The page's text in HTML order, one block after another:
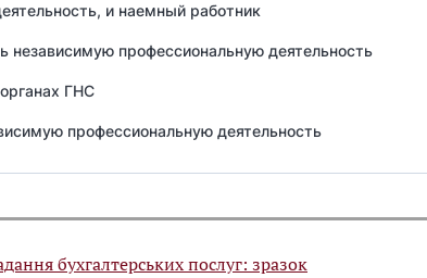
и наемный работник
независимую профессиональную деятельность
ГНС
профессиональную деятельность
бухгалтерських послуг: зразок